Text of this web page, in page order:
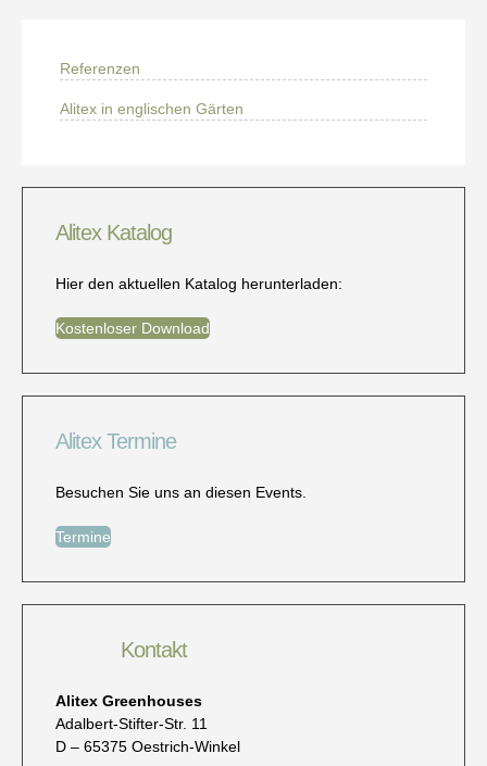
Referenzen
Alitex in englischen Gärten
Alitex Katalog
Hier den aktuellen Katalog herunterladen:
Kostenloser Download
Alitex Termine
Besuchen Sie uns an diesen Events.
Termine
Kontakt
Alitex Greenhouses
Adalbert-Stifter-Str. 11
D – 65375 Oestrich-Winkel